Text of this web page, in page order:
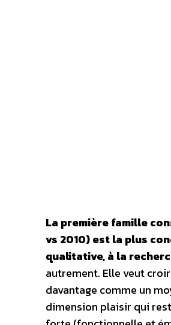
La première famille
vs 2010) est la plus
qualitative, à la
autrement. Elle veut
davantage comme un
dimension plaisir qui